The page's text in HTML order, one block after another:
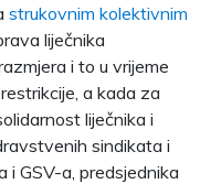
strukovnim kolektivnim
liječnika
i to u vrijeme
a kada za
liječnika i
sindikata i
i GSV-a, predsjednika